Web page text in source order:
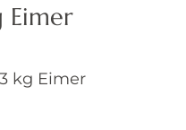
Eimer